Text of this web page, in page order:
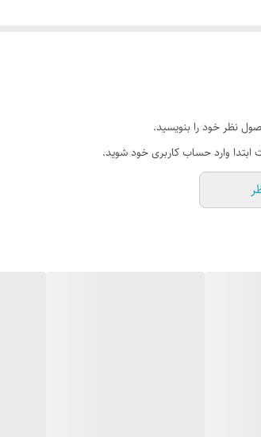
نظر خود را بنویسید.
ابتدا وارد حساب کاربری خود شوید.